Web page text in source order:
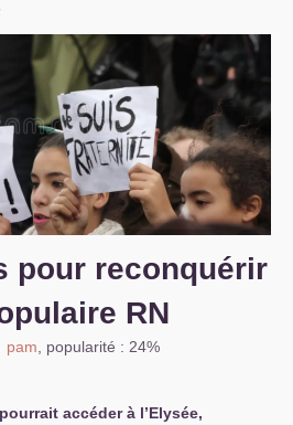
pour reconquérir
RN
pam
popularité : 24%
pourrait accéder à l’Elysée,